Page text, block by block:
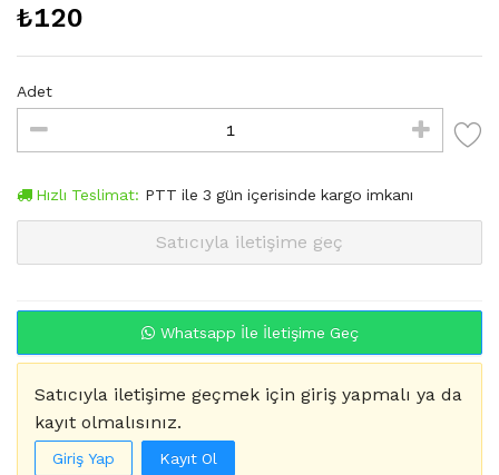
₺120
Adet
Hızlı Teslimat: PTT ile 3 gün içerisinde kargo imkanı
Satıcıyla iletişime geç
Whatsapp İle İletişime Geç
Satıcıyla iletişime geçmek için giriş yapmalı ya da
kayıt olmalısınız.
Giriş Yap Kayıt Ol